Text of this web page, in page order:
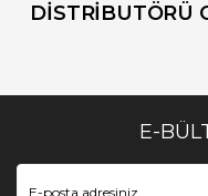
DİSTRİBUTÖRÜ
E-